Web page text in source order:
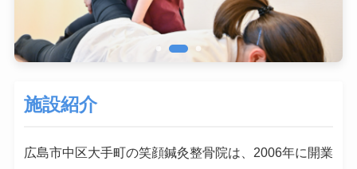
施設紹介
広島市中区大手町の笑顔鍼灸整骨院は、2006年に開業